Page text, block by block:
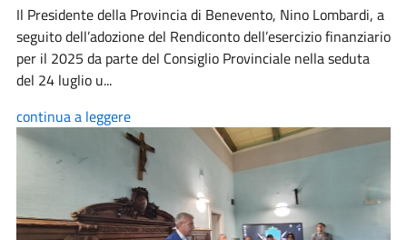
Il Presidente della Provincia di Benevento, Nino Lombardi, a
seguito dell’adozione del Rendiconto dell’esercizio finanziario
per il 2025 da parte del Consiglio Provinciale nella seduta
del 24 luglio u...
continua a leggere